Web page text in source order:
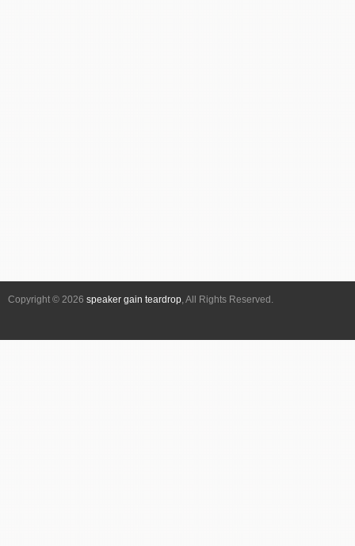
Copyright © 2026 speaker gain teardrop, All Rights Reserved.